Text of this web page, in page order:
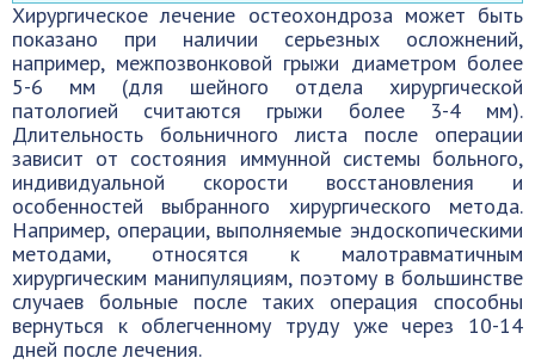
Хирургическое лечение остеохондроза может быть
показано при наличии серьезных осложнений,
например, межпозвонковой грыжи диаметром более
5-6 мм (для шейного отдела хирургической
патологией считаются грыжи более 3-4 мм).
Длительность больничного листа после операции
зависит от состояния иммунной системы больного,
индивидуальной скорости восстановления и
особенностей выбранного хирургического метода.
Например, операции, выполняемые эндоскопическими
методами, относятся к малотравматичным
хирургическим манипуляциям, поэтому в большинстве
случаев больные после таких операция способны
вернуться к облегченному труду уже через 10-14
дней после лечения.